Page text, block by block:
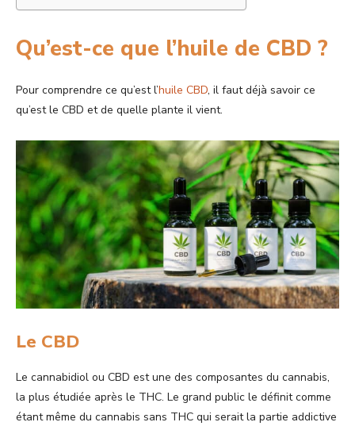
Qu’est-ce que l’huile de CBD ?
Pour comprendre ce qu’est l’huile CBD, il faut déjà savoir ce
qu’est le CBD et de quelle plante il vient.
Le CBD
Le cannabidiol ou CBD est une des composantes du cannabis,
la plus étudiée après le THC. Le grand public le définit comme
étant même du cannabis sans THC qui serait la partie addictive